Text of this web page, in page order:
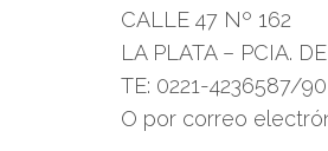
CALLE 47 Nº 162
LA PLATA – PCIA.
TE: 0221-4236587/
O por correo